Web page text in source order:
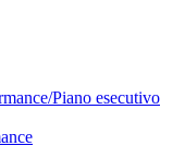
Piano esecutivo